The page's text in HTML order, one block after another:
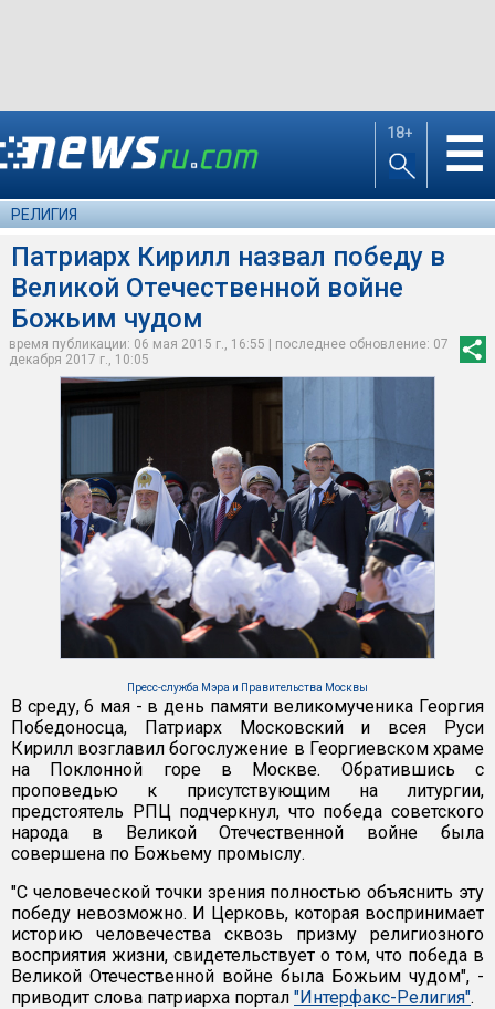
18+ ☰
РЕЛИГИЯ
Патриарх Кирилл назвал победу в
Великой Отечественной войне
Божьим чудом
время публикации: 06 мая 2015 г., 16:55 | последнее обновление: 07
декабря 2017 г., 10:05
Пресс-служба Мэра и Правительства Москвы
В среду, 6 мая - в день памяти великомученика Георгия
Победоносца, Патриарх Московский и всея Руси
Кирилл возглавил богослужение в Георгиевском храме
на Поклонной горе в Москве. Обратившись с
проповедью к присутствующим на литургии,
предстоятель РПЦ подчеркнул, что победа советского
народа в Великой Отечественной войне была
совершена по Божьему промыслу.
"С человеческой точки зрения полностью объяснить эту
победу невозможно. И Церковь, которая воспринимает
историю человечества сквозь призму религиозного
восприятия жизни, свидетельствует о том, что победа в
Великой Отечественной войне была Божьим чудом", -
приводит слова патриарха портал "Интерфакс-Религия".